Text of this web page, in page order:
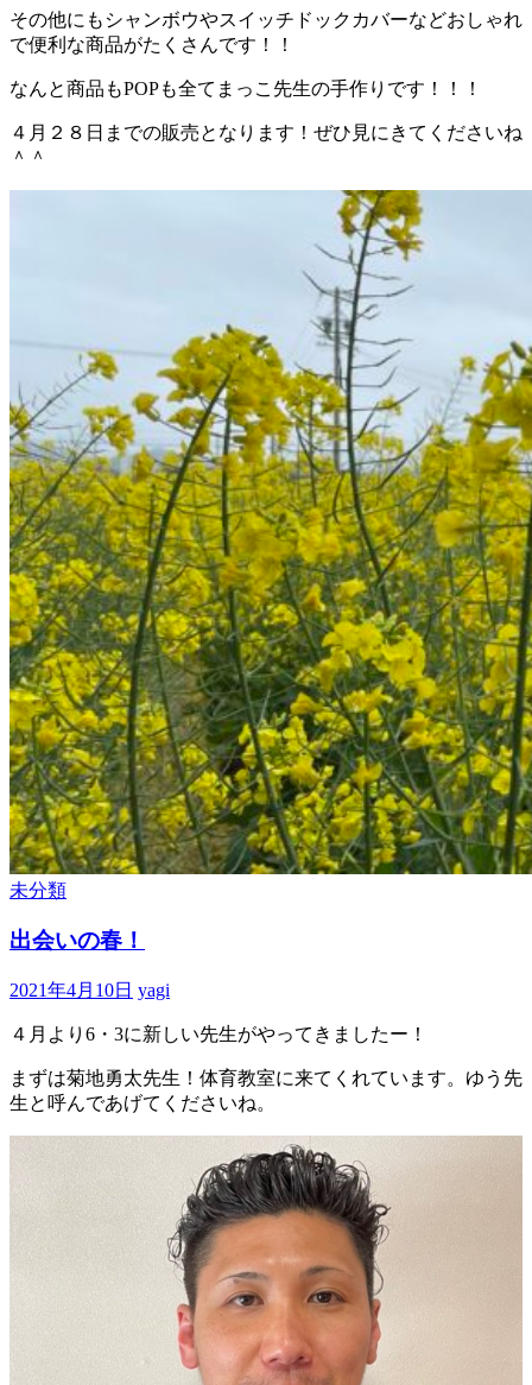
その他にもシャンボウやスイッチドックカバーなどおしゃれ
で便利な商品がたくさんです！！
なんと商品もPOPも全てまっこ先生の手作りです！！！
４月２８日までの販売となります！ぜひ見にきてくださいね
＾＾
未分類
出会いの春！
2021年4月10日 yagi
４月より6・3に新しい先生がやってきましたー！
まずは菊地勇太先生！体育教室に来てくれています。ゆう先
生と呼んであげてくださいね。